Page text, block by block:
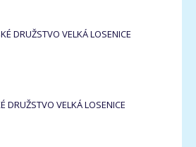
DRUŽSTVO VELKÁ LOSENICE